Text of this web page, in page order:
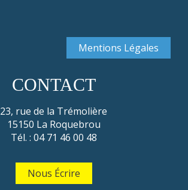
Mentions Légales
CONTACT
23, rue de la Trémolière
15150 La Roquebrou
Tél. : 04 71 46 00 48
Nous Écrire